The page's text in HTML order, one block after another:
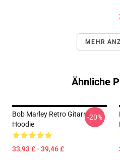
MEHR
Ähnliche
Bob Marley Retro Gitarre
Hoodie
33,93 £ - 39,46 £
-20%